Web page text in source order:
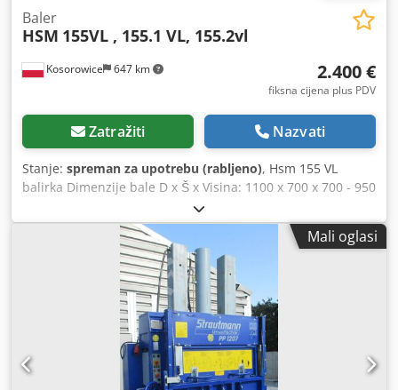
Kosorowice 647 km
Baler
HSM 155VL , 155.1 VL, 155.2vl
2.400 €
fiksna cijena plus PDV
Zatražiti Nazvati
Stanje: spreman za upotrebu (rabljeno), Hsm 155 VL
balirka Dimenzije bale D x Š x Visina: 1100 x 700 x 700 - 950
mm Dedpsra Nrmsfx Afvskr Težina bale: 2000 – 250 kg
(karton) Tehnički podaci: D x Š x V: 1470 x 940 x 2259 / 2439
mm Težina: 950 kg Sila pritiska 16 tona Napajanje: 400 V
(tri faze) Snaga motora: 4 kW Izbacivač bala Hsm 155.1 VL
balirka sila pritiska 18 tona Cijena balirke Hsm 155.1 VL -
2600eur Balirka Hsm 155.2 vl sila pritiska 16 tona Cijena
balirke hsm 155.2 vl - 2800eur
Mali oglasi